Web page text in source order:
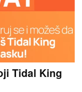
Tidal King